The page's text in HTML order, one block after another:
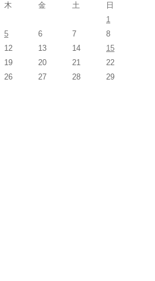
木 金 土
日
1
5 6 7
8
12 13 14
15
19 20 21
22
26 27 28
29